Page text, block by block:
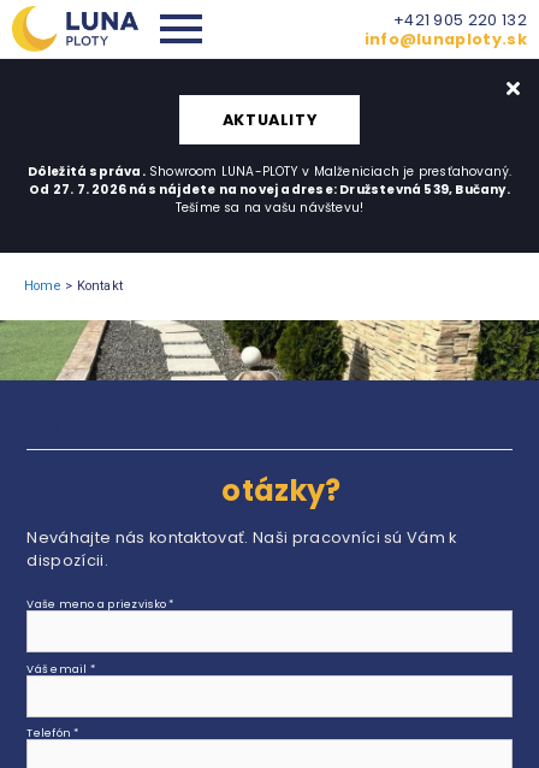
+421 905 220 132
info@lunaploty.sk
AKTUALITY
Dôležitá správa.Showroom LUNA-PLOTY v Malženiciach je presťahovaný.
Od 27. 7. 2026 nás nájdete na novej adrese: Družstevná 539, Bučany.
Tešíme sa na vašu návštevu!
Home > Kontakt
otázky?
Neváhajte nás kontaktovať. Naši pracovníci sú Vám k
dispozícii.
Vaše meno a priezvisko *
Váš email *
Telefón *